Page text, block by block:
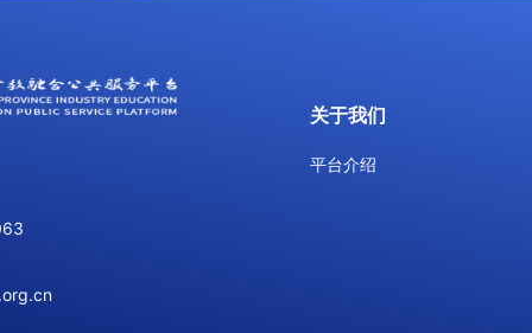
关于我们
平台介绍